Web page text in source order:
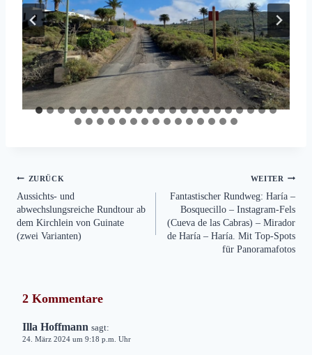
Beitragsnavigation
ZURÜCK
Aussichts- und
abwechslungsreiche Rundtour ab
dem Kirchlein von Guinate
(zwei Varianten)
WEITER
Fantastischer Rundweg: Haría –
Bosquecillo – Instagram-Fels
(Cueva de las Cabras) – Mirador
de Haría – Haría. Mit Top-Spots
für Panoramafotos
2 Kommentare
Illa Hoffmann sagt:
24. März 2024 um 9:18 p.m. Uhr